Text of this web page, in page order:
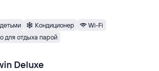
Кондиционер
Wi-Fi
для отдыха парой
Deluxe